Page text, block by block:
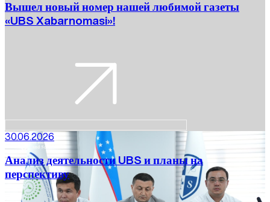
Вышел новый номер нашей любимой газеты
«UBS Xabarnomasi»!
30.06.2026
Анализ деятельности UBS и планы на
перспективу